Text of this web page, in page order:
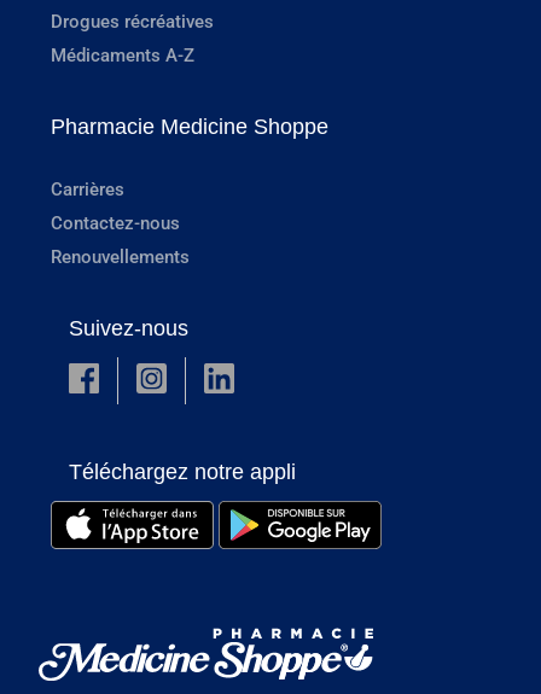
Drogues récréatives
Médicaments A-Z
Pharmacie Medicine Shoppe
Carrières
Contactez-nous
Renouvellements
Suivez-nous
Téléchargez notre appli